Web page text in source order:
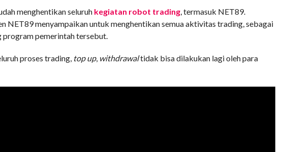
menghentikan seluruh kegiatan robot trading, termasuk NET89.
NET89 menyampaikan untuk menghentikan semua aktivitas trading, sebagai
program pemerintah tersebut.
proses trading, top up, withdrawaltidak bisa dilakukan lagi oleh para